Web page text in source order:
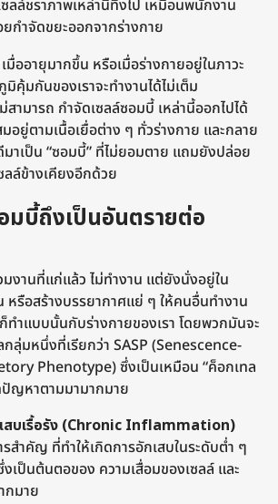
ลล์ชราภาพเหล่านี้ทิ้งไป เหมือนพนักงาน
กำจัดขยะออกจากร่างกาย
ออายุมากขึ้น หรือเมื่อร่างกายอยู่ในภาวะ
มิคุ้มกันของเราจะทำงานได้ไม่เต็ม
สามารถ กำจัดเซลล์ซอมบี้ เหล่านี้ออกไปได้
ยู่ตามเนื้อเยื่อต่าง ๆ ทั่วร่างกาย และกลาย
มาเป็น “ซอมบี้” ที่ไม่ยอมตาย แถมยังปล่อย
ลล์ข้างเคียงอีกด้วย
มบี้ถึงเป็นอันตรายต่อ
งานที่แก่แล้ว ไม่ทำงาน แต่ยังนั่งอยู่ใน
รือสร้างบรรยากาศแย่ ๆ ให้คนอื่นทำงาน
ทำแบบนั้นกับร่างกายของเรา โดยพวกมันจะ
กลุ่มหนึ่งที่เรียกว่า SASP (Senescence-
Phenotype) ซึ่งเป็นเหมือน “ค็อกเทล
ปัญหาตามมามากมาย
สบเรื้อรัง (Chronic Inflammation)
สำคัญ ที่ทำให้เกิดการอักเสบในระดับต่ำ ๆ
งเป็นต้นตอของ ความเสื่อมของเซลล์ และ
กมาย